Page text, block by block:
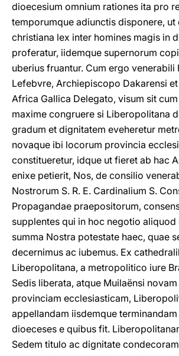
dioecesium omnium rationes ita pro
temporumque adiunctis disponere, ut
christiana lex inter homines magis in
proferatur, iidemque supernorum
uberius fruantur. Cum ergo venerabili
Lefebvre, Archiepiscopo Dakarensi
Africa Gallica Delegato, visum sit
maxime congruere si Liberopolitana
gradum et dignitatem eveheretur
novaque ibi locorum provincia
constitueretur, idque ut fieret ab hac
enixe petierit, Nos, de consilio
Nostrorum S. R. E. Cardinalium S.
Propagandae praepositorum,
supplentes qui in hoc negotio aliquod
summa Nostra potestate haec, quae
decernimus ac iubemus. Ex
Liberopolitana, a metropolitico iure
Sedis liberata, atque Muilaënsi
provinciam ecclesiasticam,
appellandam iisdemque
dioeceses e quibus fit.
Sedem titulo ac dignitate